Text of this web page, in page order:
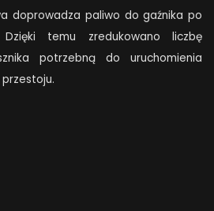
doprowadza paliwo do gaźnika po
Dzięki temu zredukowano liczbę
potrzebną do uruchomienia